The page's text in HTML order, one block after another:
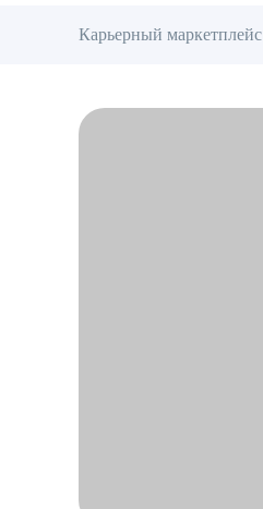
Карьерный маркетплейс